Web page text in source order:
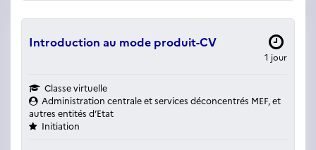
1 jour
Introduction au mode produit-CV
Classe virtuelle
Administration centrale et services déconcentrés MEF, et
autres entités d’Etat
Initiation